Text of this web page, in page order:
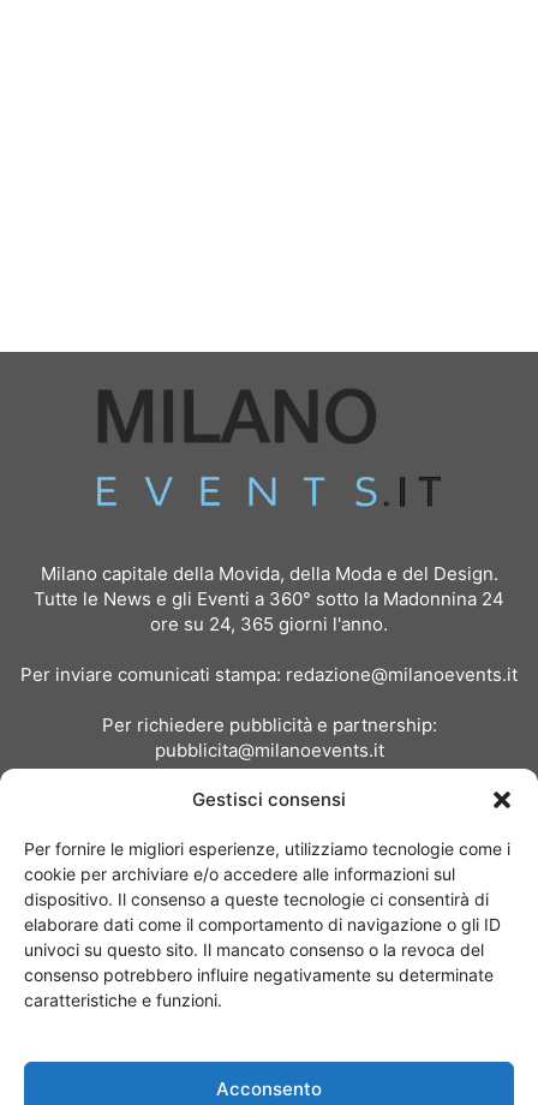
Gestisci consensi
Per fornire le migliori esperienze, utilizziamo tecnologie come i
cookie per archiviare e/o accedere alle informazioni sul
dispositivo. Il consenso a queste tecnologie ci consentirà di
elaborare dati come il comportamento di navigazione o gli ID
univoci su questo sito. Il mancato consenso o la revoca del
consenso potrebbero influire negativamente su determinate
caratteristiche e funzioni.
Acconsento
Milano capitale della Movida, della Moda e del Design.
Tutte le News e gli Eventi a 360° sotto la Madonnina 24
ore su 24, 365 giorni l'anno.
Per inviare comunicati stampa: redazione@milanoevents.it
Per richiedere pubblicità e partnership:
pubblicita@milanoevents.it
Chi siamo I Nostri Clienti
© Copyright 2017 - MilanoEvents.it© managed by